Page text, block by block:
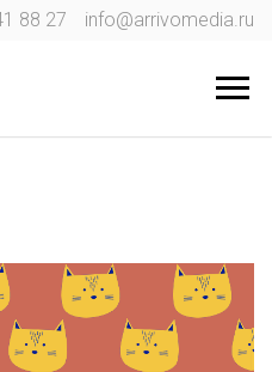
88 27 info@arrivomedia.ru